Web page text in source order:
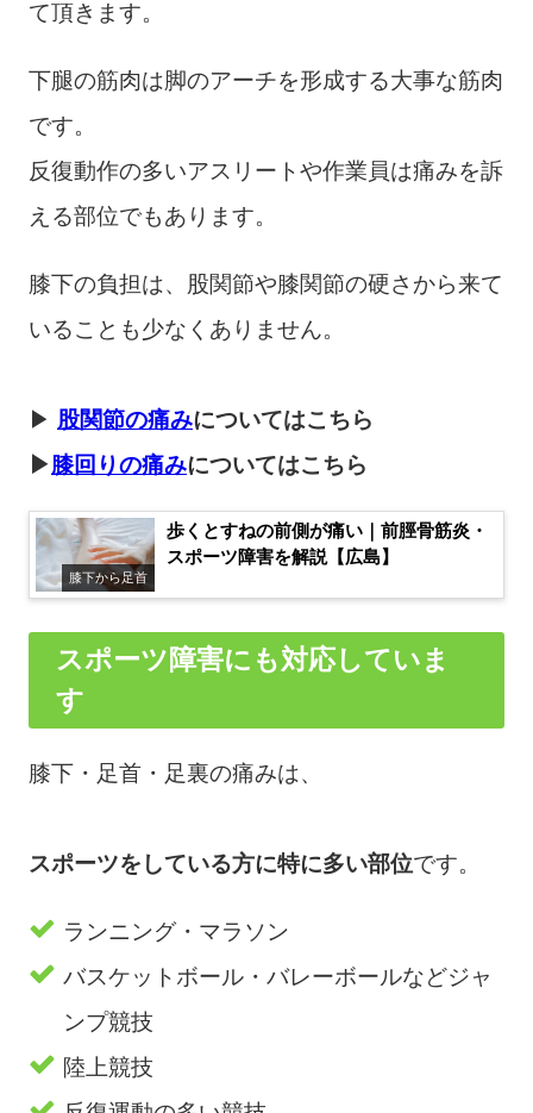
て頂きます。
下腿の筋肉は脚のアーチを形成する大事な筋肉
です。
反復動作の多いアスリートや作業員は痛みを訴
える部位でもあります。
膝下の負担は、股関節や膝関節の硬さから来て
いることも少なくありません。
▶︎ 股関節の痛みについてはこちら
▶膝回りの痛みについてはこちら
膝下から足首
歩くとすねの前側が痛い｜前脛骨筋炎・
スポーツ障害を解説【広島】
スポーツ障害にも対応していま
す
膝下・足首・足裏の痛みは、
スポーツをしている方に特に多い部位です。
ランニング・マラソン
バスケットボール・バレーボールなどジャ
ンプ競技
陸上競技